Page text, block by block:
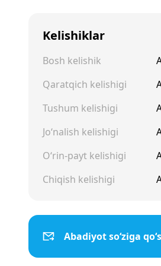
Kelishiklar
Bosh kelishik
Qaratqich kelishigi
Tushum kelishigi
Jo‘nalish kelishigi
O‘rin-payt kelishigi
Chiqish kelishigi
Abadiyot so‘ziga